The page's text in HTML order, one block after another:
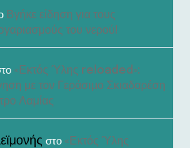
Βγήκε είδηση για τους
του νερού!
«Εκτός Ύλης reloaded»:
με τον Γεράσιμο Σκιαδαρέση
Λαμίας
στο «Εκτός Ύλης